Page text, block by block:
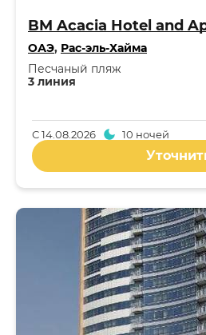
BM Acacia Hotel and
ОАЭ, Рас-эль-Хайма
3 линия
Песчаный пляж
С14.08.2026 10 ночей